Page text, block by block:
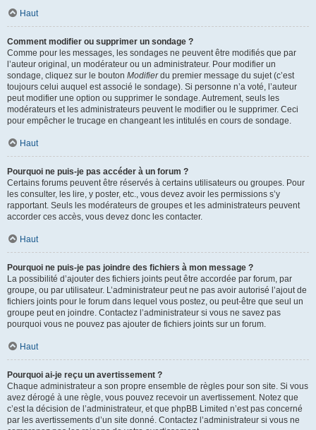
Haut
Comment modifier ou supprimer un sondage ?
Comme pour les messages, les sondages ne peuvent être modifiés que par
l’auteur original, un modérateur ou un administrateur. Pour modifier un
sondage, cliquez sur le bouton Modifierdu premier message du sujet (c’est
toujours celui auquel est associé le sondage). Si personne n’a voté, l’auteur
peut modifier une option ou supprimer le sondage. Autrement, seuls les
modérateurs et les administrateurs peuvent le modifier ou le supprimer. Ceci
pour empêcher le trucage en changeant les intitulés en cours de sondage.
Haut
Pourquoi ne puis-je pas accéder à un forum ?
Certains forums peuvent être réservés à certains utilisateurs ou groupes. Pour
les consulter, les lire, y poster, etc., vous devez avoir les permissions s’y
rapportant. Seuls les modérateurs de groupes et les administrateurs peuvent
accorder ces accès, vous devez donc les contacter.
Haut
Pourquoi ne puis-je pas joindre des fichiers à mon message ?
La possibilité d’ajouter des fichiers joints peut être accordée par forum, par
groupe, ou par utilisateur. L’administrateur peut ne pas avoir autorisé l’ajout de
fichiers joints pour le forum dans lequel vous postez, ou peut-être que seul un
groupe peut en joindre. Contactez l’administrateur si vous ne savez pas
pourquoi vous ne pouvez pas ajouter de fichiers joints sur un forum.
Haut
Pourquoi ai-je reçu un avertissement ?
Chaque administrateur a son propre ensemble de règles pour son site. Si vous
avez dérogé à une règle, vous pouvez recevoir un avertissement. Notez que
c’est la décision de l’administrateur, et que phpBB Limited n’est pas concerné
par les avertissements d’un site donné. Contactez l’administrateur si vous ne